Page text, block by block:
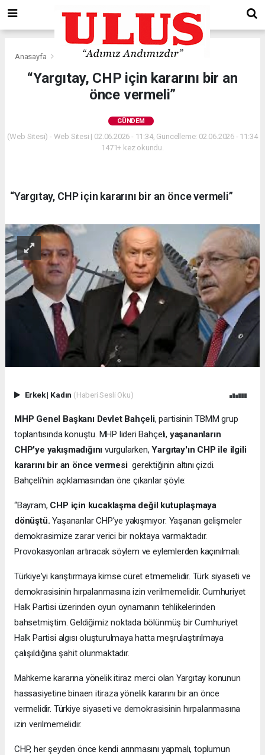
Anasayfa Gündem
“Yargıtay, CHP için kararını bir an
önce vermeli”
GÜNDEM
(Web Sitesi) - Web Sitesi | 02.06.2026 - 11:34, Güncelleme: 02.06.2026 - 11:34
1471+ kez okundu.
“Yargıtay, CHP için kararını bir an önce vermeli”
Erkek| Kadın (Haberi Sesli Oku)
MHP Genel Başkanı Devlet Bahçeli, partisinin TBMM grup
toplantısında konuştu. MHP lideri Bahçeli, yaşananların
CHP'ye yakışmadığını vurgularken,Yargıtay'ın CHP ile ilgili
kararını bir an önce vermesigerektiğinin altını çizdi.
Bahçeli'nin açıklamasından öne çıkanlar şöyle:
“Bayram, CHP için kucaklaşma değil kutuplaşmaya
dönüştü. Yaşananlar CHP'ye yakışmıyor. Yaşanan gelişmeler
demokrasimize zarar verici bir noktaya varmaktadır.
Provokasyonları artıracak söylem ve eylemlerden kaçınılmalı.
Türkiye'yi karıştırmaya kimse cüret etmemelidir. Türk siyaseti ve
demokrasisinin hırpalanmasına izin verilmemelidir. Cumhuriyet
Halk Partisi üzerinden oyun oynamanın tehlikelerinden
bahsetmiştim. Geldiğimiz noktada bölünmüş bir Cumhuriyet
Halk Partisi algısı oluşturulmaya hatta meşrulaştırılmaya
çalışıldığına şahit olunmaktadır.
Mahkeme kararına yönelik itiraz merci olan Yargıtay konunun
hassasiyetine binaen itiraza yönelik kararını bir an önce
vermelidir. Türkiye siyaseti ve demokrasisinin hırpalanmasına
izin verilmemelidir.
CHP, her şeyden önce kendi arınmasını yapmalı, toplumun